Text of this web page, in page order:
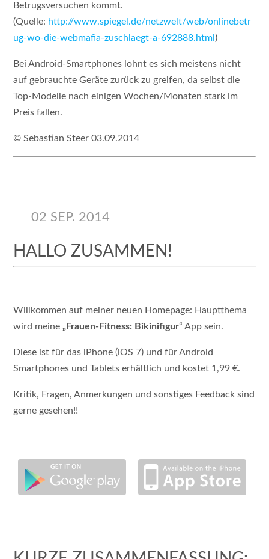
Betrugsversuchen kommt.
(Quelle: http://www.spiegel.de/netzwelt/web/onlinebetr
ug-wo-die-webmafia-zuschlaegt-a-692888.html )
Bei Android-Smartphones lohnt es sich meistens nicht
auf gebrauchte Geräte zurück zu greifen, da selbst die
Top-Modelle nach einigen Wochen/Monaten stark im
Preis fallen.
© Sebastian Steer 03.09.2014
02 SEP. 2014
HALLO ZUSAMMEN!
Willkommen auf meiner neuen Homepage: Hauptthema
wird meine„Frauen-Fitness: Bikinifigur“ App sein.
Diese ist für das iPhone (iOS 7) und für Android
Smartphones und Tablets erhältlich und kostet 1,99 €.
Kritik, Fragen, Anmerkungen und sonstiges Feedback sind
gerne gesehen!!